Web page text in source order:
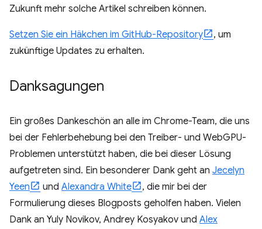
Zukunft mehr solche Artikel schreiben können.
Setzen Sie ein Häkchen im GitHub-Repository
, um
zukünftige Updates zu erhalten.
Danksagungen
Ein großes Dankeschön an alle im Chrome-Team, die uns
bei der Fehlerbehebung bei den Treiber- und WebGPU-
Problemen unterstützt haben, die bei dieser Lösung
aufgetreten sind. Ein besonderer Dank geht an Jecelyn
Yeen
und Alexandra White
, die mir bei der
Formulierung dieses Blogposts geholfen haben. Vielen
Dank an Yuly Novikov, Andrey Kosyakov und Alex